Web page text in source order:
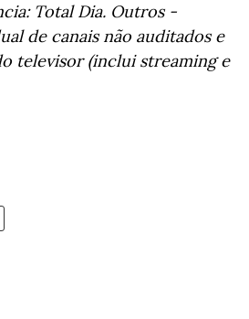
Total Dia. Outros -
de canais não auditados e
televisor (inclui streaming e